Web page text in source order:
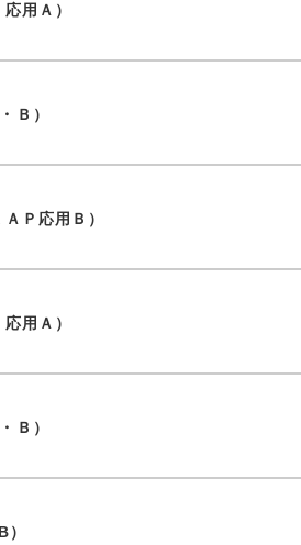
用Ａ）
Ｂ）
Ｐ応用Ｂ）
用Ａ）
Ｂ）